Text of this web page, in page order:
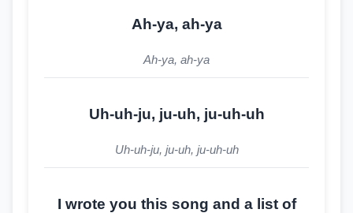
Ah-ya, ah-ya
Ah-ya, ah-ya
Uh-uh-ju, ju-uh, ju-uh-uh
Uh-uh-ju, ju-uh, ju-uh-uh
I wrote you this song and a list of